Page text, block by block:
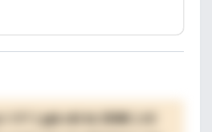
( giá chỉ từ 250K )